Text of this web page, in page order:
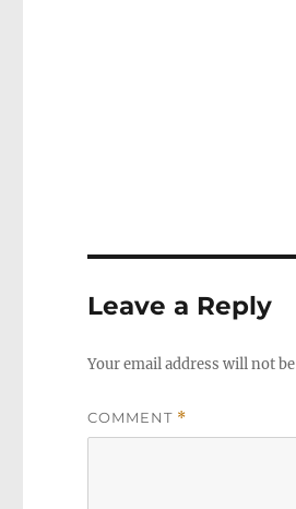
Leave a Reply
Your email address will not
COMMENT *